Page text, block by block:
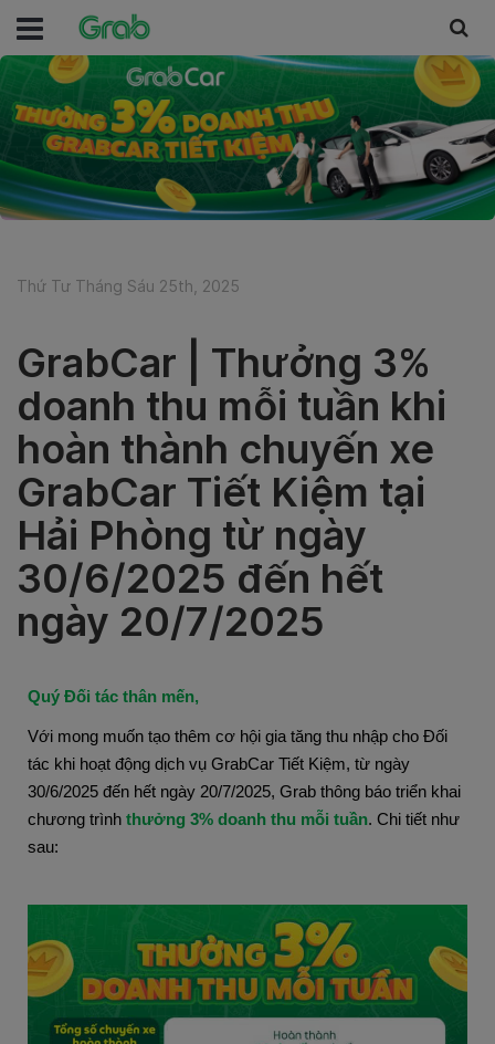
Thứ Tư Tháng Sáu 25th, 2025
GrabCar | Thưởng 3%
doanh thu mỗi tuần khi
hoàn thành chuyến xe
GrabCar Tiết Kiệm tại
Hải Phòng từ ngày
30/6/2025 đến hết
ngày 20/7/2025
Quý Đối tác thân mến,
Với mong muốn tạo thêm cơ hội gia tăng thu nhập cho Đối
tác khi hoạt động dịch vụ GrabCar Tiết Kiệm, từ ngày
30/6/2025 đến hết ngày 20/7/2025, Grab thông báo triển khai
chương trình thưởng 3% doanh thu mỗi tuần. Chi tiết như
sau: